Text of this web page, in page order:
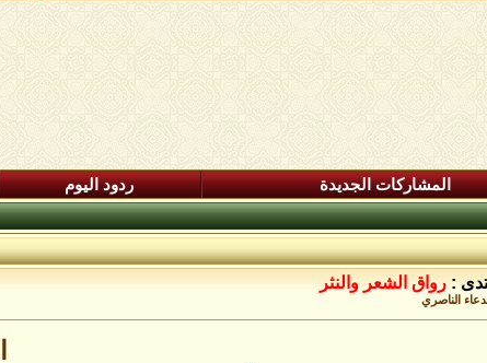
المشاركات الجديدة ردود اليوم
: رواق الشعر والنثر
الناصري